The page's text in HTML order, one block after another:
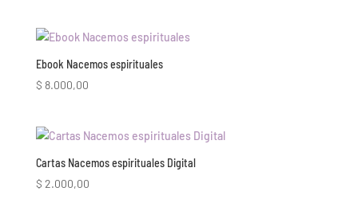
Ebook Nacemos espirituales
$ 8.000,00
Cartas Nacemos espirituales Digital
$ 2.000,00